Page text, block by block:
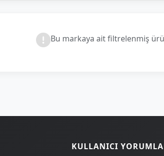
Bu markaya ait filtrelenmiş
KULLANICI